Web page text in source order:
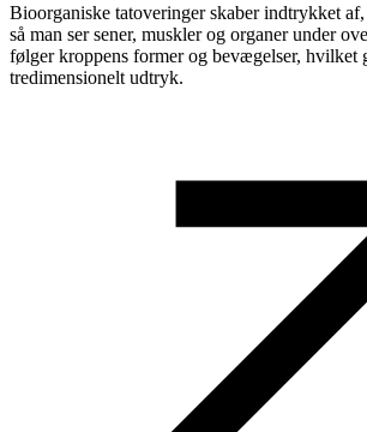
Bioorganiske tatoveringer skaber indtrykket
så man ser sener, muskler og organer under
følger kroppens former og bevægelser, hvilket
tredimensionelt udtryk.